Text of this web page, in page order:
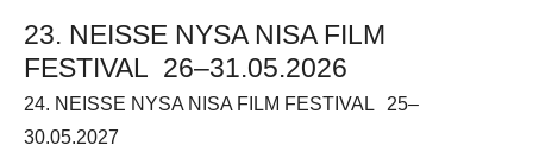
23. NEISSE NYSA NISA FILM
FESTIVAL 26–31.05.2026
24. NEISSE NYSA NISA FILM FESTIVAL
25–
30.05.2027